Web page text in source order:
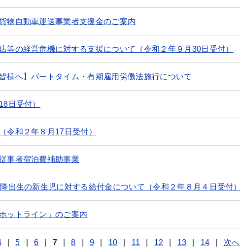
物自動車運送事業者支援金のご案内
等の経営危機に対する支援について（令和２年９月30日受付）
様へ】パートタイム・有期雇用労働法施行について
日受付）
令和２年８月17日受付）
事者宿泊費補助事業
出生の新生児に対する給付金について（令和２年８月４日受付）
ットライン」のご案内
5 6 7 8 9 10 11 12 13 14 次へ